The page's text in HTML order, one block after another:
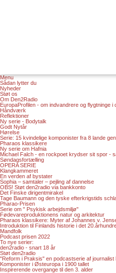
Menu
Sådan lytter du
Nyheder
Støt os
Om Den2Radio
EuropaProfilen - om indvandrere og flygtninge
Håndværk
Reflektioner
Ny serie - Bodytalk
Godt Nytår
Hørelse
Serie: 15 kvindelige komponister fra 8 lande
Pharaos klassikere
Ny serie om Hafnia
Michael Falch - en rockpoet krydser sit spor -
Søndagsfortælling
OPERA SERIE
Klangkammeret
En verden af bystater
Sophia – samtaler – pejling af dannelse
OBS! Støt den2radio via bankkonto
Det Finske dirigentmirakel
Tage Baumann og den tyske efterkrigstids
Pharao-Prisen
Serie om " Psykisk arbejdsmiljø"
Fødevareproduktionens natur og arkitektur
Pharaos klassikere: Myter af Johannes v.
Introduktion til Finlands historie i det
Mandfolk
Podcast prisen 2022
To nye serier:
den2radio - snart 18 år
Støt den2radio
"Reform i Praksis" en podcastserie af
Komponister i Østeuropa i 1900 tallet
Inspirerende overgange til den 3. alder